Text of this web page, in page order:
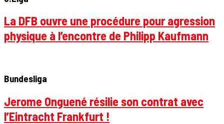
La DFB ouvre une procédure pour agression
physique à l’encontre de Philipp Kaufmann
Bundesliga
Jerome Onguené résilie son contrat avec
l’Eintracht Frankfurt !